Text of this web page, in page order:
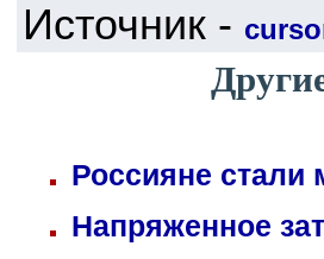
Источник -
Россияне стали
Напряженное